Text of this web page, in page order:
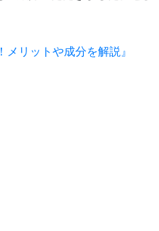
メリットや成分を解説』